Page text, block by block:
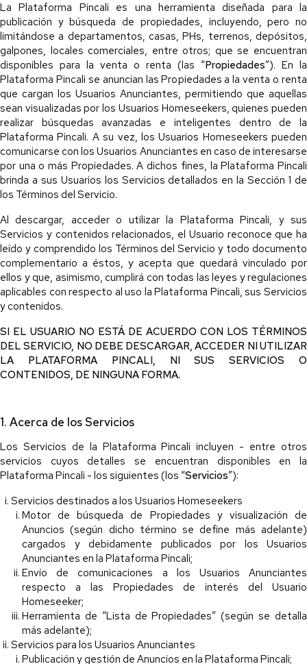
La Plataforma Pincali es una herramienta diseñada para la
publicación y búsqueda de propiedades, incluyendo, pero no
limitándose a departamentos, casas, PHs, terrenos, depósitos,
galpones, locales comerciales, entre otros; que se encuentran
disponibles para la venta o renta (las “Propiedades”). En la
Plataforma Pincali se anuncian las Propiedades a la venta o renta
que cargan los Usuarios Anunciantes, permitiendo que aquellas
sean visualizadas por los Usuarios Homeseekers, quienes pueden
realizar búsquedas avanzadas e inteligentes dentro de la
Plataforma Pincali. A su vez, los Usuarios Homeseekers pueden
comunicarse con los Usuarios Anunciantes en caso de interesarse
por una o más Propiedades. A dichos fines, la Plataforma Pincali
brinda a sus Usuarios los Servicios detallados en la Sección 1 de
los Términos del Servicio.
Al descargar, acceder o utilizar la Plataforma Pincali, y sus
Servicios y contenidos relacionados, el Usuario reconoce que ha
leído y comprendido los Términos del Servicio y todo documento
complementario a éstos, y acepta que quedará vinculado por
ellos y que, asimismo, cumplirá con todas las leyes y regulaciones
aplicables con respecto al uso la Plataforma Pincali, sus Servicios
y contenidos.
SI EL USUARIO NO ESTÁ DE ACUERDO CON LOS TÉRMINOS
DEL SERVICIO, NO DEBE DESCARGAR, ACCEDER NI UTILIZAR
LA PLATAFORMA PINCALI, NI SUS SERVICIOS O
CONTENIDOS, DE NINGUNA FORMA.
1. Acerca de los Servicios
Los Servicios de la Plataforma Pincali incluyen - entre otros
servicios cuyos detalles se encuentran disponibles en la
Plataforma Pincali - los siguientes (los “Servicios”):
Servicios destinados a los Usuarios Homeseekers
Motor de búsqueda de Propiedades y visualización de
Anuncios (según dicho término se define más adelante)
cargados y debidamente publicados por los Usuarios
Anunciantes en la Plataforma Pincali;
Envío de comunicaciones a los Usuarios Anunciantes
respecto a las Propiedades de interés del Usuario
Homeseeker;
Herramienta de “Lista de Propiedades” (según se detalla
más adelante);
Servicios para los Usuarios Anunciantes
Publicación y gestión de Anuncios en la Plataforma Pincali;